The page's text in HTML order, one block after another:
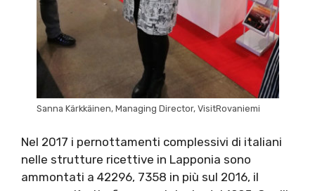
Sanna Kärkkäinen, Managing Director, VisitRovaniemi
Nel 2017 i pernottamenti complessivi di italiani
nelle strutture ricettive in Lapponia sono
ammontati a 42296, 7358 in più sul 2016, il